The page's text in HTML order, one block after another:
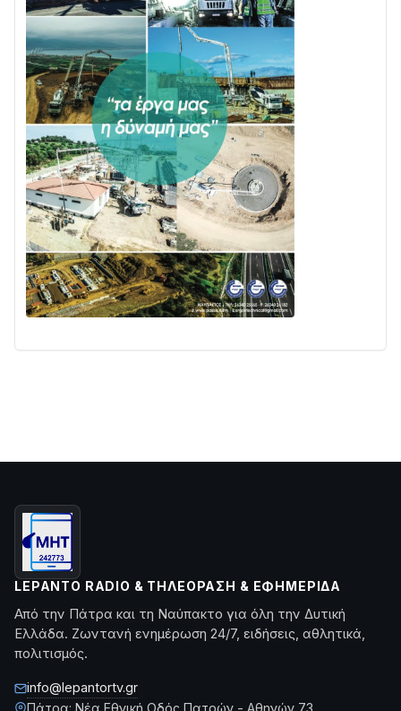
LEPANTO RADIO & ΤΗΛΕΌΡΑΣΗ & ΕΦΗΜΕΡΊΔΑ
Από την Πάτρα και τη Ναύπακτο για όλη την Δυτική
Ελλάδα. Ζωντανή ενημέρωση 24/7, ειδήσεις, αθλητικά,
πολιτισμός.
info@lepantortv.gr
Πάτρα: Νέα Εθνική Οδός Πατρών - Αθηνών 73